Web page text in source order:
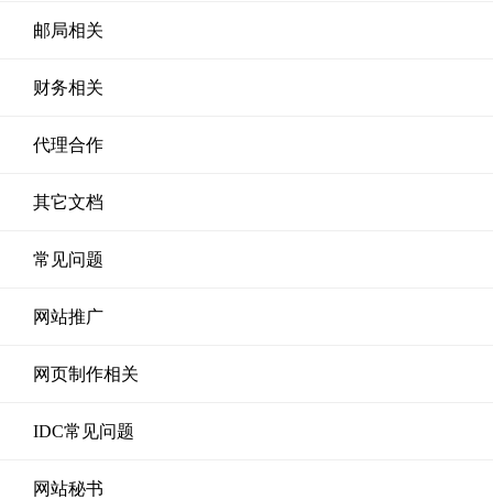
邮局相关
财务相关
代理合作
其它文档
常见问题
网站推广
网页制作相关
IDC常见问题
网站秘书